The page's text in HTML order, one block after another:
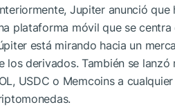
Jupiter anunció
plataforma móvil que se
está mirando hacia un
los derivados. También se
USDC o Memcoins a